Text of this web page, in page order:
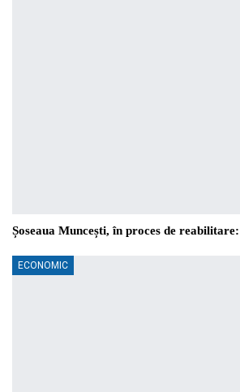
Șoseaua Muncești, în proces de
ECONOMIC